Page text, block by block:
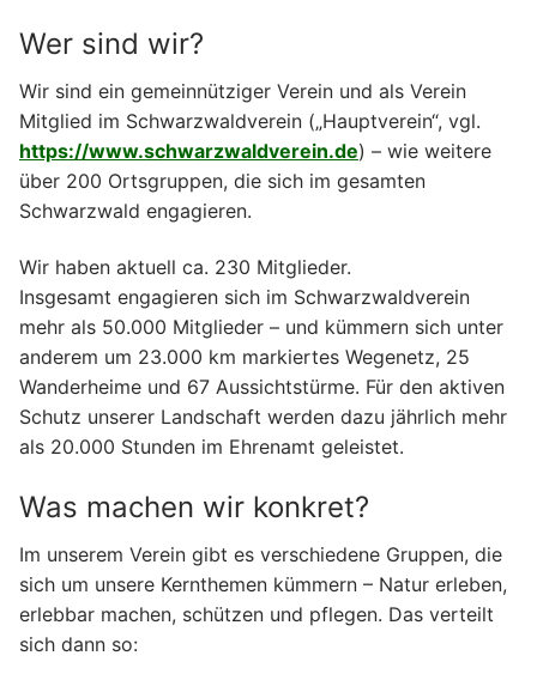
Wer sind wir?
Wir sind ein gemeinnütziger Verein und als Verein
Mitglied im Schwarzwaldverein („Hauptverein“, vgl.
https://www.schwarzwaldverein.de) – wie weitere
über 200 Ortsgruppen, die sich im gesamten
Schwarzwald engagieren.
Wir haben aktuell ca. 230 Mitglieder.
Insgesamt engagieren sich im Schwarzwaldverein
mehr als 50.000 Mitglieder – und kümmern sich unter
anderem um 23.000 km markiertes Wegenetz, 25
Wanderheime und 67 Aussichtstürme. Für den aktiven
Schutz unserer Landschaft werden dazu jährlich mehr
als 20.000 Stunden im Ehrenamt geleistet.
Was machen wir konkret?
Im unserem Verein gibt es verschiedene Gruppen, die
sich um unsere Kernthemen kümmern – Natur erleben,
erlebbar machen, schützen und pflegen. Das verteilt
sich dann so: